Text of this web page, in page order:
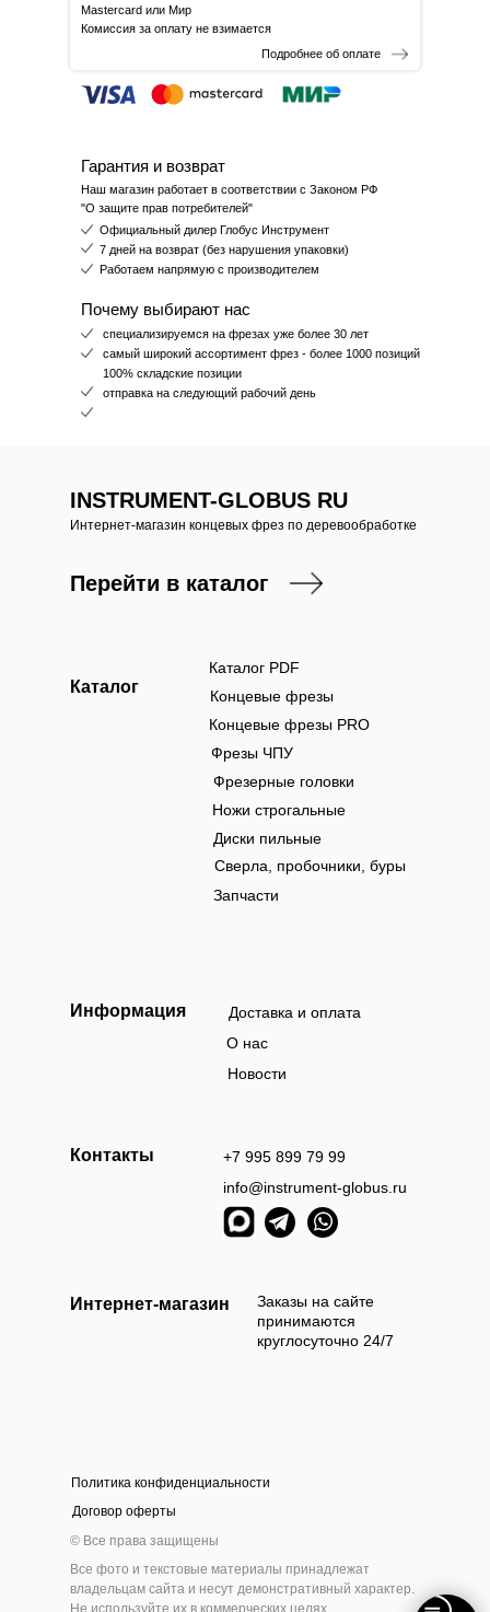
наличными
и самостоятельно выбрать и оплатить
товар наличными деньгами в нашем шоу-руме
инструмента
Mastercard или Мир
Комиссия за оплату не взимается
Подробнее об оплате
Гарантия и возврат
Наш магазин работает в соответствии с Законом РФ
"О защите прав потребителей"
Почему выбирают нас
специализируемся на фрезах уже более 30 лет
самый широкий ассортимент фрез - более 1000 позиций
100% складские позиции
отправка на следующий рабочий день
Официальный дилер Глобус Инструмент
7 дней на возврат (без нарушения упаковки)
Работаем напрямую с производителем
Заказы на сайте
принимаются
круглосуточно 24/7
Каталог
Информация
Контакты
+7 995 899 79 99
info@instrument-globus.ru
Интернет-магазин
Концевые фрезы
Каталог PDF
Концевые фрезы PRO
Фрезы ЧПУ
Фрезерные головки
Ножи строгальные
Диски пильные
Сверла, пробочники, буры
Запчасти
Доставка и оплата
О нас
Новости
INSTRUMENT-GLOBUS RU
© Все права защищены
Политика конфиденциальности
Договор оферты
Интернет-магазин концевых фрез по деревообработке
Перейти в каталог
Все фото и текстовые материалы принадлежат
владельцам сайта и несут демонстративный характер.